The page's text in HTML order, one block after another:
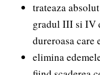
trateaza
gradul III si IV
dureroasa
elimina